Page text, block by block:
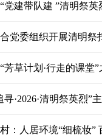
党建带队建 ”清明祭英
党委组织开展清明祭
芳草计划·行走的课堂
·2026·清明祭英烈”
：人居环境“细梳妆”